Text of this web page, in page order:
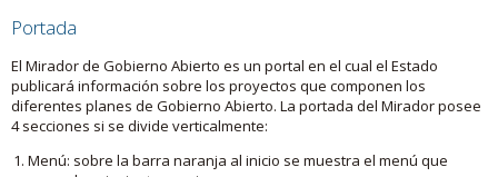
Portada
El Mirador de Gobierno Abierto es un portal en el cual el Estado
publicará información sobre los proyectos que componen los
diferentes planes de Gobierno Abierto. La portada del Mirador posee
4 secciones si se divide verticalmente:
Menú: sobre la barra naranja al inicio se muestra el menú que